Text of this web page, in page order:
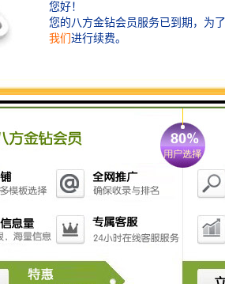
整参数。
4. **安全性高**：设备通常配备多重
5. **节能环保**：通过优化的投加方
用量，降低运营成本，同时对环境影
6. **易于维护**：设备设计通常考虑
便于清洗和更换部件。
这种装置广泛应用于自来水厂、污水
理和游泳池等场所，提升水处理的效
能化管理。